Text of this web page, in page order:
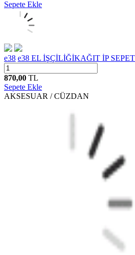
Sepete Ekle
e38 e38 EL İŞÇİLİĞİKAĞIT İP
870,00 TL
Sepete Ekle
AKSESUAR / CÜZDAN